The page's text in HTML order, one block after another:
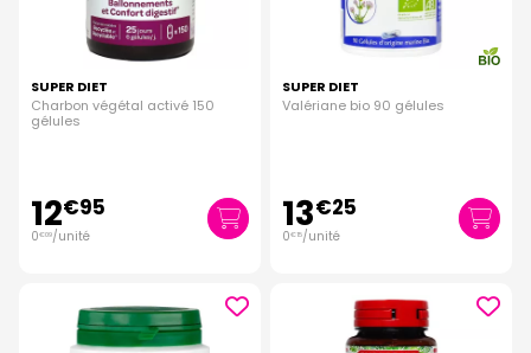
SUPER DIET
Charbon végétal activé 150
gélules
12€95
0€09/unité
SUPER DIET
Valériane bio 90 gélules
13€25
0€ 15/unité